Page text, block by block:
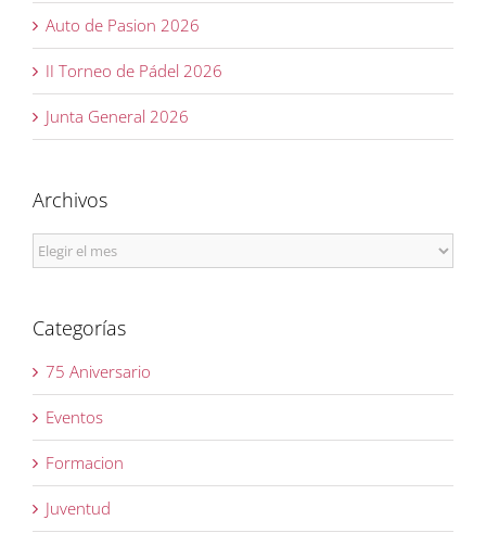
Auto de Pasion 2026
II Torneo de Pádel 2026
Junta General 2026
Archivos
Archivos
Categorías
75 Aniversario
Eventos
Formacion
Juventud